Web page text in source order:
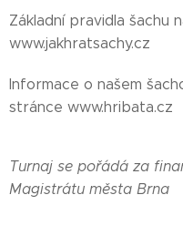
Základní pravidla šachu
www.jakhratsachy.cz
Informace o našem
stránce www.hribata.cz
Turnaj se pořádá za
Magistrátu města Brna